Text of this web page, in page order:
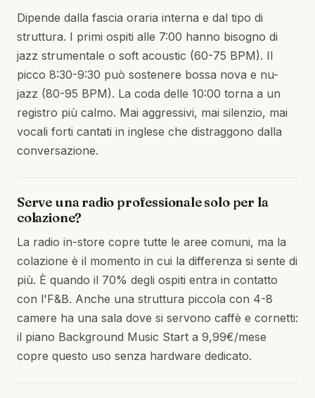
Dipende dalla fascia oraria interna e dal tipo di
struttura. I primi ospiti alle 7:00 hanno bisogno di
jazz strumentale o soft acoustic (60-75 BPM). Il
picco 8:30-9:30 può sostenere bossa nova e nu-
jazz (80-95 BPM). La coda delle 10:00 torna a un
registro più calmo. Mai aggressivi, mai silenzio, mai
vocali forti cantati in inglese che distraggono dalla
conversazione.
Serve una radio professionale solo per la
colazione?
La radio in-store copre tutte le aree comuni, ma la
colazione è il momento in cui la differenza si sente di
più. È quando il 70% degli ospiti entra in contatto
con l'F&B. Anche una struttura piccola con 4-8
camere ha una sala dove si servono caffè e cornetti:
il piano Background Music Start a 9,99€/mese
copre questo uso senza hardware dedicato.